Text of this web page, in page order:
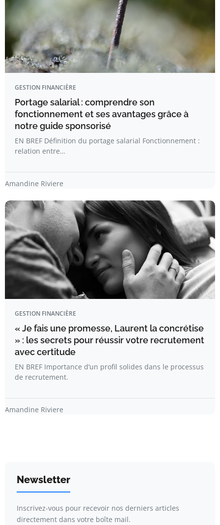
GESTION FINANCIÈRE
Portage salarial : comprendre son
fonctionnement et ses avantages grâce à
notre guide sponsorisé
EN BREF Définition du portage salarial Fonctionnement :
relation entre…
Amandine Riviere
GESTION FINANCIÈRE
« Je fais une promesse, Laurent la concrétise
» : les secrets pour réussir votre recrutement
avec certitude
EN BREF Importance d’un profil solides dans le processus
de recrutement.
Amandine Riviere
Newsletter
Inscrivez-vous pour recevoir nos derniers articles
directement dans votre boîte mail.